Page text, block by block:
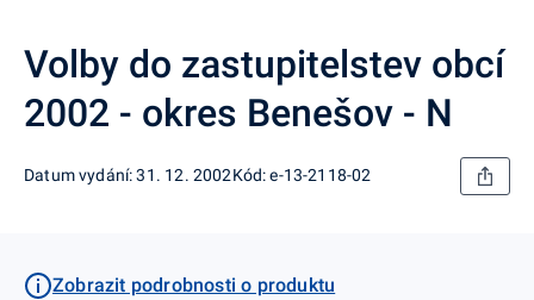
Volby do zastupitelstev obcí
2002 - okres Benešov - N
Datum vydání: 31. 12. 2002Kód: e-13-2118-02
Zobrazit podrobnosti o produktu